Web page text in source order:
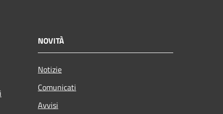
NOVITÀ
Notizie
Comunicati
Avvisi